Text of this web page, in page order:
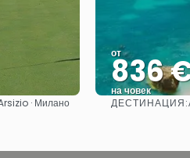
· Милано
от
836
на човек
ДЕСТИНАЦИЯ: